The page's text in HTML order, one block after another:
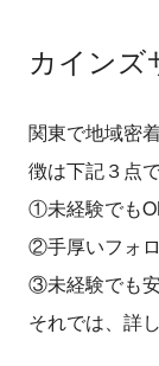
カインズ
関東で地域密
徴は下記３点で
①未経験でも
②手厚いフォ
③未経験でも
それでは、詳